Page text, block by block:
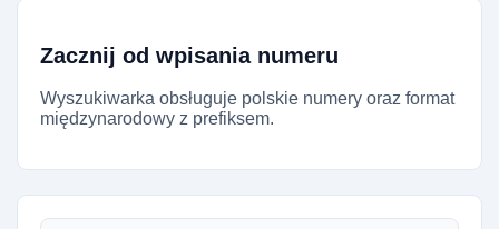
Zacznij od wpisania numeru
Wyszukiwarka obsługuje polskie numery oraz format
międzynarodowy z prefiksem.